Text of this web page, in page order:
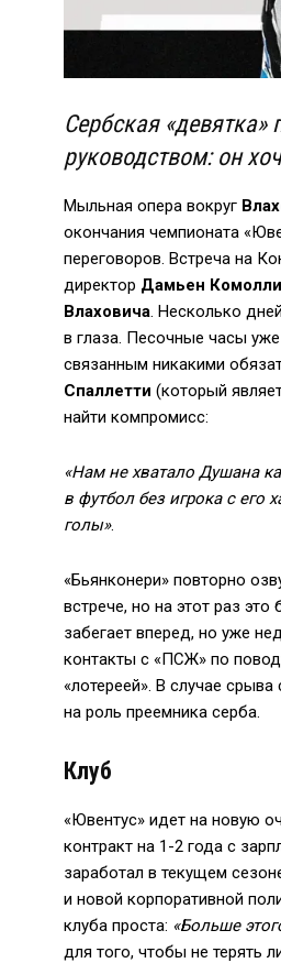
Сербская «девятка»
руководством: он
Мыльная опера вокруг
окончания чемпионата
переговоров. Встреча на
директор Дамьен Комолли
Влаховича. Несколько
в глаза. Песочные часы
связанным никакими
Спаллетти (который
найти компромисс:
«Нам не хватало Душана
в футбол без игрока с его
голы».
«Бьянконери» повторно
встрече, но на этот раз это
забегает вперед, но уже
контакты с «ПСЖ» по
«лотереей». В случае
на роль преемника серба.
Клуб
«Ювентус» идет на новую
контракт на 1-2 года с
заработал в текущем
и новой корпоративной
клуба проста: «Больше
для того, чтобы не терять